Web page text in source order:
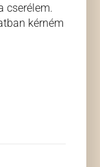
cserélem.
kérném